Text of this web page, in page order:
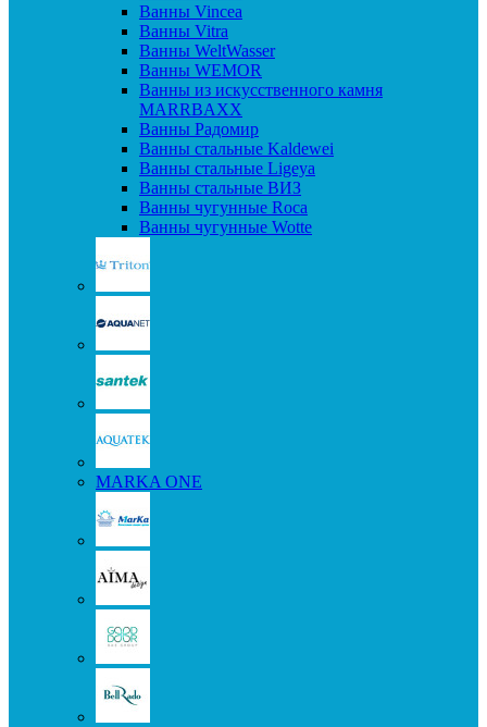
Ванны Vincea
Ванны Vitra
Ванны WeltWasser
Ванны WEMOR
Ванны из искусственного камня
MARRBAXX
Ванны Радомир
Ванны стальные Kaldewei
Ванны стальные Ligeya
Ванны стальные ВИЗ
Ванны чугунные Roca
Ванны чугунные Wotte
MARKA ONE